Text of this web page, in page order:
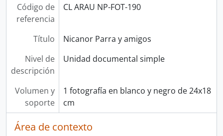
Código de
referencia
CL ARAU NP-FOT-190
Título
Nicanor Parra y amigos
Nivel de
descripción
Unidad documental simple
Volumen y
soporte
1 fotografía en blanco y negro de 24x18
cm
Área de contexto